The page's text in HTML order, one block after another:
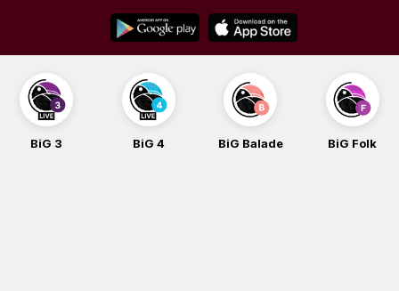
content
BiG 3 BiG 4 BiG Balade BiG Folk